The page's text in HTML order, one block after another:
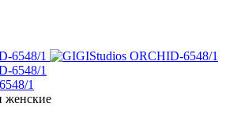
1
женские